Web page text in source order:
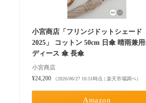
小宮商店「フリンジドットシェード
2025」 コットン 50cm 日傘 晴雨兼
ディース 傘 長傘
小宮商店
¥24,200
（2026/06/27 10:51時点 | 楽天市場調べ）
Amazon